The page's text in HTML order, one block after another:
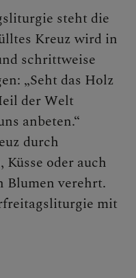
steht die
Kreuz wird in
schrittweise
„Seht das Holz
der Welt
anbeten.“
durch
oder auch
Blumen verehrt.
mit